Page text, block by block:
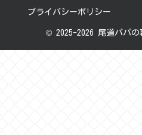
プライバシーポリシー
© 2025-2026 尾道パパの